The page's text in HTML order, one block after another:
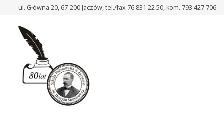
ul. Główna 20, 67-200 Jaczów, tel./fax 76 831 22 50, kom. 793 427 706